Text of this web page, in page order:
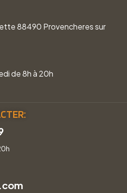
88490 Provencheres sur
de 8h à 20h